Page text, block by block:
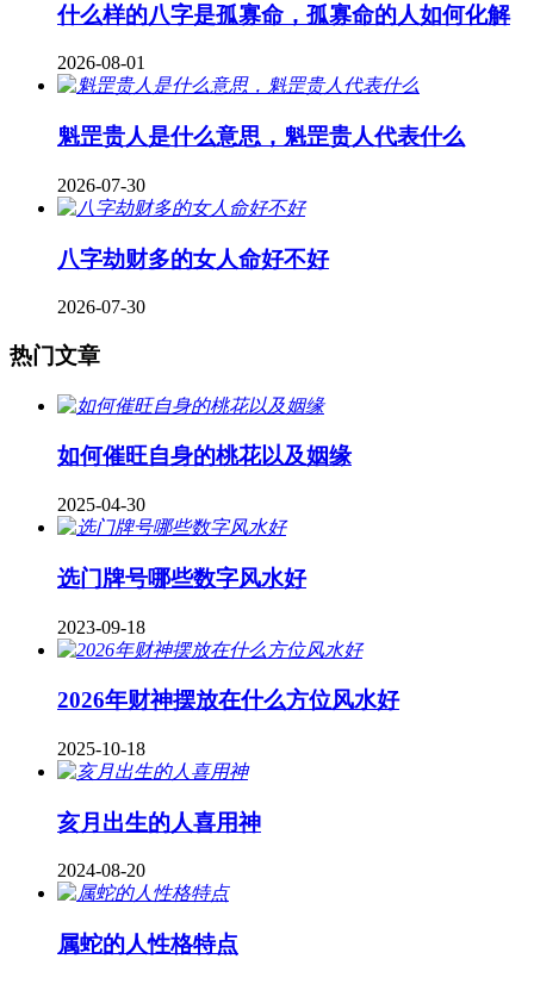
什么样的八字是孤寡命，孤寡命的人如何化解
2026-08-01
魁罡贵人是什么意思，魁罡贵人代表什么
2026-07-30
八字劫财多的女人命好不好
2026-07-30
热门文章
如何催旺自身的桃花以及姻缘
2025-04-30
​选门牌号哪些数字风水好
2023-09-18
2026年财神摆放在什么方位风水好
2025-10-18
亥月出生的人喜用神
2024-08-20
属蛇的人性格特点